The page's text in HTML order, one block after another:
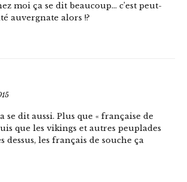
moi ça se dit beaucoup… c’est peut-
auvergnate alors !?
se dit aussi. Plus que « française de
que les vikings et autres peuplades
dessus, les français de souche ça